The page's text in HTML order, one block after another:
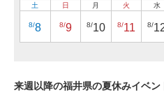
土
8/8
日
8/9
月
8/10
火
8/11
水
8/
来週以降の福井県の夏休みイベン